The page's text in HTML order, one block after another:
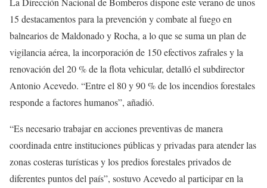
15 destacamentos para la prevención y combate al fuego en
balnearios de Maldonado y Rocha, a lo que se suma un plan de
vigilancia aérea, la incorporación de 150 efectivos zafrales y la
renovación del 20 % de la flota vehicular, detalló el subdirector
Antonio Acevedo. “Entre el 80 y 90 % de los incendios forestales
responde a factores humanos”, añadió.
“Es necesario trabajar en acciones preventivas de manera
coordinada entre instituciones públicas y privadas para atender las
zonas costeras turísticas y los predios forestales privados de
diferentes puntos del país”, sostuvo Acevedo al participar en la